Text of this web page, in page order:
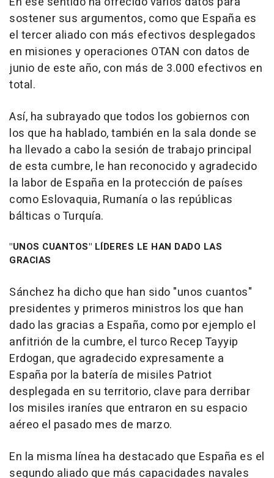
sostener sus argumentos, como que España es
el tercer aliado con más efectivos desplegados
en misiones y operaciones OTAN con datos de
junio de este año, con más de 3.000 efectivos en
total.
Así, ha subrayado que todos los gobiernos con
los que ha hablado, también en la sala donde se
ha llevado a cabo la sesión de trabajo principal
de esta cumbre, le han reconocido y agradecido
la labor de España en la protección de países
como Eslovaquia, Rumanía o las repúblicas
bálticas o Turquía.
"UNOS CUANTOS" LÍDERES LE HAN DADO LAS
GRACIAS
Sánchez ha dicho que han sido "unos cuantos"
presidentes y primeros ministros los que han
dado las gracias a España, como por ejemplo el
anfitrión de la cumbre, el turco Recep Tayyip
Erdogan, que agradecido expresamente a
España por la batería de misiles Patriot
desplegada en su territorio, clave para derribar
los misiles iraníes que entraron en su espacio
aéreo el pasado mes de marzo.
En la misma línea ha destacado que España es el
segundo aliado que más capacidades navales